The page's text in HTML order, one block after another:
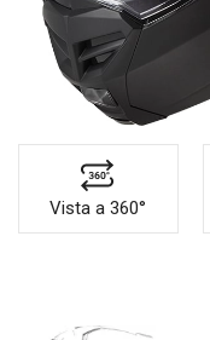
Vista a 360°